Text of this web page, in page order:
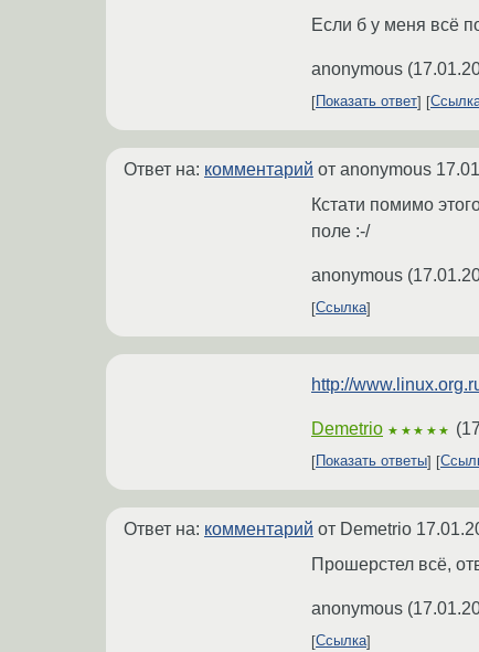
Если б у меня всё
anonymous (
Показать ответ
Ответ на: комментарий от anonymous
Кстати помимо
поле :-/
anonymous (
Ссылка
http://
Demetrio ★★★★★ (
Показать ответы
Ответ на: комментарий от Demetrio
Прошерстел всё,
anonymous (
Ссылка